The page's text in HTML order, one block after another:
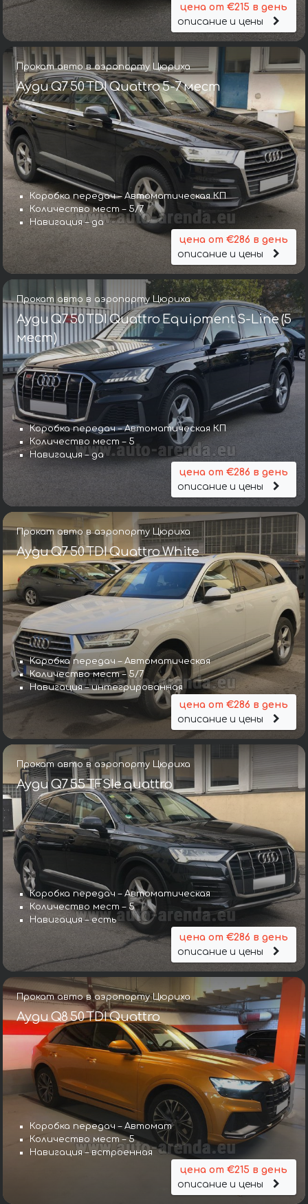
цена от €215 в день
описание и цены
Прокат авто в аэропорту Цюриха
Ауди Q7 50 TDI Quattro 5-7 мест
Коробка передач – Автоматическая КП
Количество мест – 5/7
Навигация – да
цена от €286 в день
описание и цены
Прокат авто в аэропорту Цюриха
Ауди Q7 50 TDI Quattro Equipment S-Line (5
мест)
Коробка передач – Автоматическая КП
Количество мест – 5
Навигация – да
цена от €286 в день
описание и цены
Прокат авто в аэропорту Цюриха
Ауди Q7 50 TDI Quattro White
Коробка передач – Автоматическая
Количество мест – 5/7
Навигация – интегрированная
цена от €286 в день
описание и цены
Прокат авто в аэропорту Цюриха
Ауди Q7 55 TFSIe quattro
Коробка передач – Автоматическая
Количество мест – 5
Навигация – есть
цена от €286 в день
описание и цены
Прокат авто в аэропорту Цюриха
Ауди Q8 50 TDI Quattro
Коробка передач – Автомат
Количество мест – 5
Навигация – встроенная
цена от €215 в день
описание и цены